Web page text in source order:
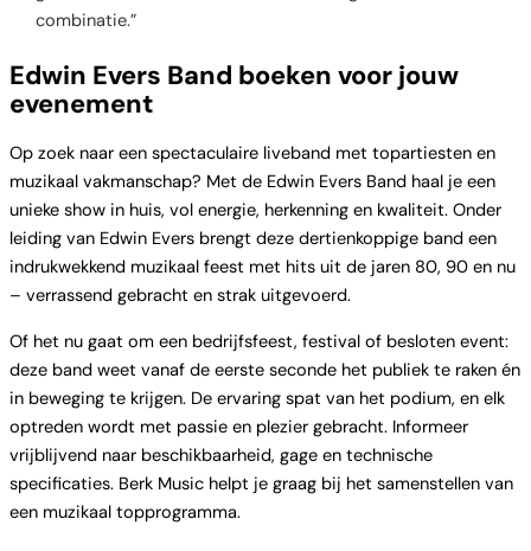
combinatie.”
Edwin Evers Band boeken voor jouw
evenement
Op zoek naar een spectaculaire liveband met topartiesten en
muzikaal vakmanschap? Met de Edwin Evers Band haal je een
unieke show in huis, vol energie, herkenning en kwaliteit. Onder
leiding van Edwin Evers brengt deze dertienkoppige band een
indrukwekkend muzikaal feest met hits uit de jaren 80, 90 en nu
– verrassend gebracht en strak uitgevoerd.
Of het nu gaat om een bedrijfsfeest, festival of besloten event:
deze band weet vanaf de eerste seconde het publiek te raken én
in beweging te krijgen. De ervaring spat van het podium, en elk
optreden wordt met passie en plezier gebracht. Informeer
vrijblijvend naar beschikbaarheid, gage en technische
specificaties. Berk Music helpt je graag bij het samenstellen van
een muzikaal topprogramma.